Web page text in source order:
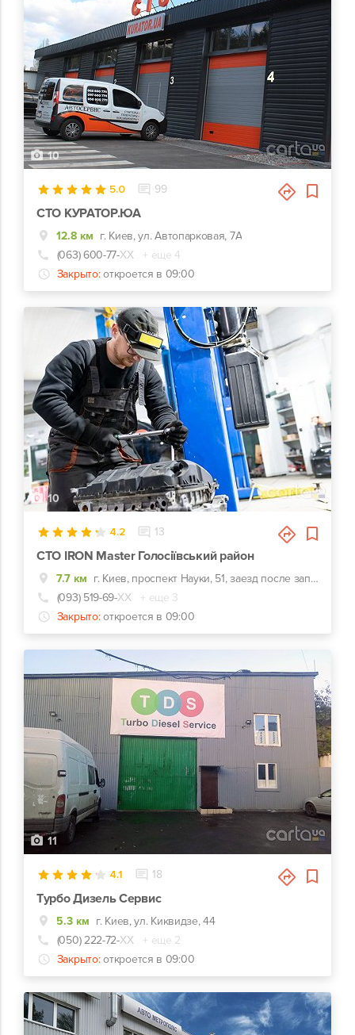
10
5.0 99
СТО КУРАТОР.ЮА
12.8 км г. Киев, ул. Автопарковая, 7А
(063) 600-77-ХХ
+ еще 4
Закрыто: откроется в 09:00
10
4.2 13
СТО IRON Master Голосіївський район
7.7 км
г. Киев, проспект Науки, 51, заезд после заправки WOG
(093) 519-69-ХХ
+ еще 3
Закрыто: откроется в 09:00
11
4.1 18
Турбо Дизель Сервис
5.3 км г. Киев, ул. Киквидзе, 44
(050) 222-72-ХХ
+ еще 2
Закрыто: откроется в 09:00